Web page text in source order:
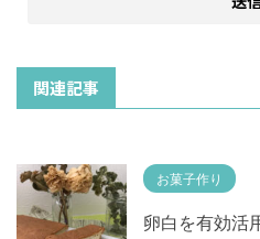
関連記事
お菓子作り
卵白を有効活